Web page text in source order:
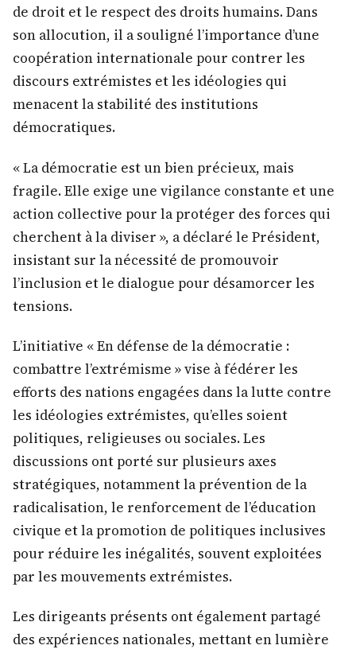
de droit et le respect des droits humains. Dans
son allocution, il a souligné l’importance d’une
coopération internationale pour contrer les
discours extrémistes et les idéologies qui
menacent la stabilité des institutions
démocratiques.
« La démocratie est un bien précieux, mais
fragile. Elle exige une vigilance constante et une
action collective pour la protéger des forces qui
cherchent à la diviser », a déclaré le Président,
insistant sur la nécessité de promouvoir
l’inclusion et le dialogue pour désamorcer les
tensions.
L’initiative « En défense de la démocratie :
combattre l’extrémisme » vise à fédérer les
efforts des nations engagées dans la lutte contre
les idéologies extrémistes, qu’elles soient
politiques, religieuses ou sociales. Les
discussions ont porté sur plusieurs axes
stratégiques, notamment la prévention de la
radicalisation, le renforcement de l’éducation
civique et la promotion de politiques inclusives
pour réduire les inégalités, souvent exploitées
par les mouvements extrémistes.
Les dirigeants présents ont également partagé
des expériences nationales, mettant en lumière